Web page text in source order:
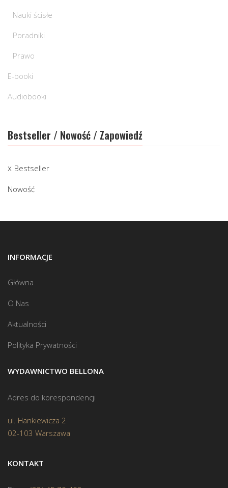
Nauki ścisłe
Poradniki
Prawo
E-booki
Audiobooki
Bestseller / Nowość / Zapowiedź
Bestseller
Nowość
INFORMACJE
Główna
O Nas
Aktualności
Polityka Prywatności
WYDAWNICTWO BELLONA
Adres do korespondencji
ul. Hankiewicza 2
02-103 Warszawa
KONTAKT